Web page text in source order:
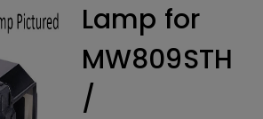
Lamp for
MW809STH
/